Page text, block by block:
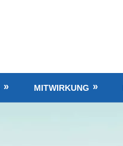
MITWIRKUNG